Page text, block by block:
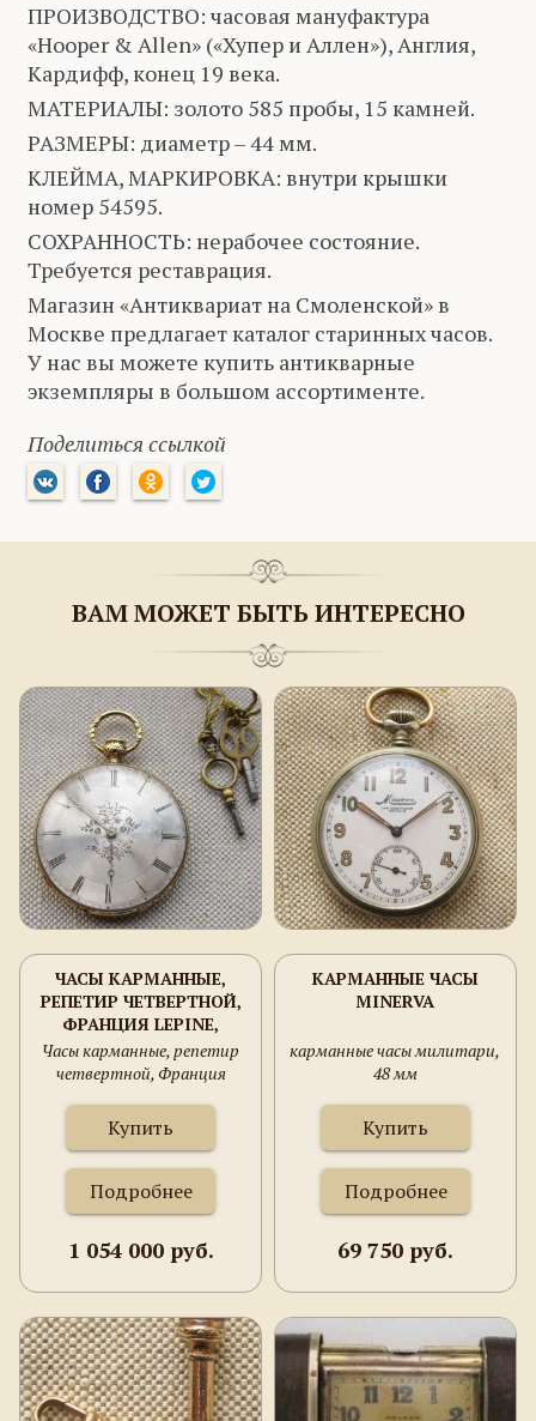
ПРОИЗВОДСТВО: часовая мануфактура
«Hooper & Allen» («Хупер и Аллен»), Англия,
Кардифф, конец 19 века.
МАТЕРИАЛЫ: золото 585 пробы, 15 камней.
РАЗМЕРЫ: диаметр – 44 мм.
КЛЕЙМА, МАРКИРОВКА: внутри крышки
номер 54595.
СОХРАННОСТЬ: нерабочее состояние.
Требуется реставрация.
Магазин «Антиквариат на Смоленской» в
Москве предлагает каталог старинных часов.
У нас вы можете купить антикварные
экземпляры в большом ассортименте.
Поделиться ссылкой
ВАМ МОЖЕТ БЫТЬ ИНТЕРЕСНО
ЧАСЫ КАРМАННЫЕ,
РЕПЕТИР ЧЕТВЕРТНОЙ,
ФРАНЦИЯ LEPINE,
1820ЕГГ., ЗОЛОТО 750
ПРОБА, 47ММ, 58.7
Часы карманные, репетир
четвертной, Франция
проба, 47мм, 58.7 грамма.
Купить
Подробнее
1 054 000 руб.
КАРМАННЫЕ ЧАСЫ
MINERVA
карманные часы милитари,
48 мм
Купить
Подробнее
69 750 руб.